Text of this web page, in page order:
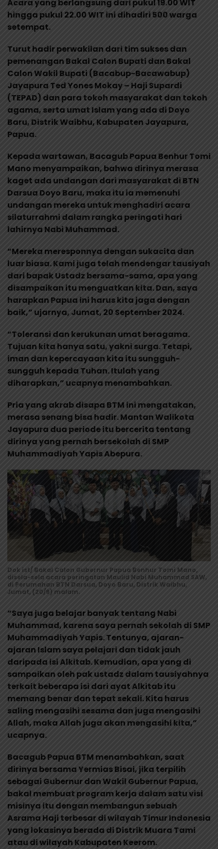
Acara yang berlangsung dari pukul 19.00 WIT
hingga pukul 22.00 WIT ini dihadiri 500 warga
setempat.
Turut hadir perwakilan dari tim sukses dan
pemenangan Bakal Calon Bupati dan Bakal
Calon Wakil Bupati (Bacabup-Bacawabup)
Jayapura Ted Yones Mokay – Haji Supardi
(TEPAD) dan para tokoh masyarakat dan tokoh
agama, serta umat Islam yang ada di Doyo
Baru, Distrik Waibhu, Kabupaten Jayapura,
Papua.
Kepada wartawan, Bacagub Papua Benhur Tomi
Mano menyampaikan, bahwa dirinya merasa
kaget ada undangan dari masyarakat di BTN
Darsua Doyo Baru, maka itu ia memenuhi
undangan mereka untuk menghadiri acara
silaturrahmi dalam rangka peringati hari
lahirnya Nabi Muhammad.
“Mereka meresponnya dengan sukacita dan
luar biasa. Kami juga telah mendengar tausiyah
dari bapak Ustadz bersama-sama, apa yang
disampaikan itu menguatkan kita. Dan, saya
harapkan Papua ini harus kita jaga dengan
baik,” ujarnya, Jumat, 20 September 2024.
“Toleransi dan kerukunan umat beragama.
Tujuan kita hanya satu, yakni surga. Tetapi,
iman dan kepercayaan kita itu sungguh-
sungguh kepada Tuhan. Itulah yang
diharapkan,” ucapnya menambahkan.
Pria yang akrab disapa BTM ini mengatakan,
merasa senang bisa hadir. Mantan Walikota
Jayapura dua periode itu bercerita tentang
dirinya yang pernah bersekolah di SMP
Muhammadiyah Yapis Abepura.
Dok ist/ Bakal Calon Gubernur Papua Benhur Tomi Mano,
disela-sela acara peringatan Maulid Nabi Muhammad SAW,
di Perumahan BTN Darsua, Doyo Baru, Distrik Waibhu,
Jumat, (20/9) malam.
“Saya juga belajar banyak tentang Nabi
Muhammad, karena saya pernah sekolah di SMP
Muhammadiyah Yapis. Tentunya, ajaran-
ajaran Islam saya pelajari dan tidak jauh
daripada isi Alkitab. Kemudian, apa yang di
sampaikan oleh pak ustadz dalam tausiyahnya
terkait beberapa isi dari ayat Alkitab itu
memang benar dan tepat sekali. Kita harus
saling mengasihi sesama dan juga mengasihi
Allah, maka Allah juga akan mengasihi kita,”
ucapnya.
Bacagub Papua BTM menambahkan, saat
dirinya bersama Yermias Bisai, jika terpilih
sebagai Gubernur dan Wakil Gubernur Papua,
bakal membuat program kerja dalam satu visi
misinya itu dengan membangun sebuah
Asrama Haji terbesar di wilayah Timur Indonesia
yang lokasinya berada di Distrik Muara Tami
atau di wilayah Kabupaten Keerom.